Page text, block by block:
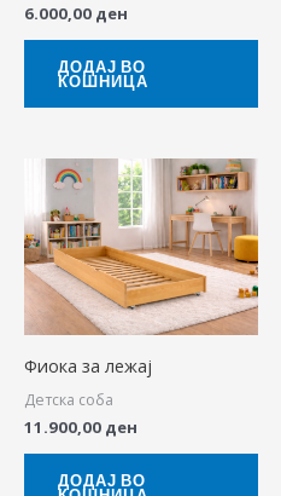
6.000,00 ден
ДОДАЈ ВО
КОШНИЦА
Фиока за лежај
Детска соба
11.900,00 ден
ДОДАЈ ВО